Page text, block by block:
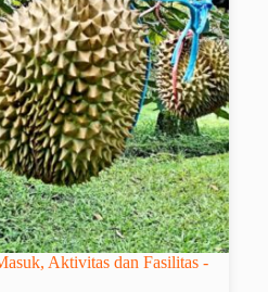
Aktivitas dan Fasilitas -